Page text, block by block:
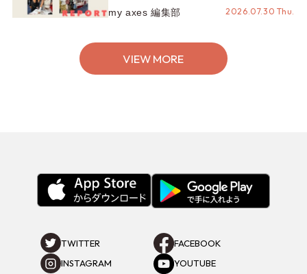
たイベントをお届け！美沙子さんか
らのコメントも♬【海外イベントレ
my axes 編集部 2026.07.30 Thu.
VIEW MORE
TWITTER
FACEBOOK
INSTAGRAM
YOUTUBE